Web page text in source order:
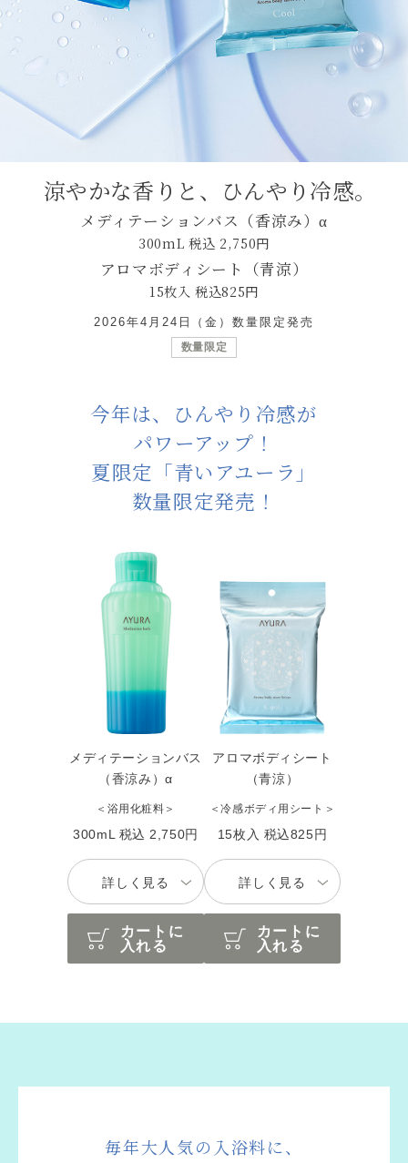
涼やかな香りと、ひんやり冷感。
メディテーションバス（香涼み）α
300mL 税込 2,750円
アロマボディシート（青涼）
15枚入 税込825円
2026年4月24日（金）数量限定発売
数量限定
今年は、ひんやり冷感が
パワーアップ！
夏限定「青いアユーラ」
数量限定発売！
メディテーションバス
（香涼み）α
＜浴用化粧料＞
300mL 税込 2,750円
詳しく見る
カートに
入れる
アロマボディシート
（青涼）
＜冷感ボディ用シート＞
15枚入 税込825円
詳しく見る
カートに
入れる
毎年大人気の入浴料に、